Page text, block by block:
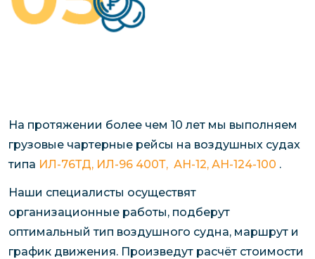
На протяжении более чем 10 лет мы выполняем
грузовые чартерные рейсы на воздушных судах
типа ИЛ-76ТД, ИЛ-96 400Т, АН-12, АН-124-100 .
Наши специалисты осуществят
организационные работы, подберут
оптимальный тип воздушного судна, маршрут и
график движения. Произведут расчёт стоимости